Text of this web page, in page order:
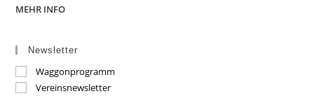
MEHR INFO
Newsletter
Waggonprogramm
Vereinsnewsletter